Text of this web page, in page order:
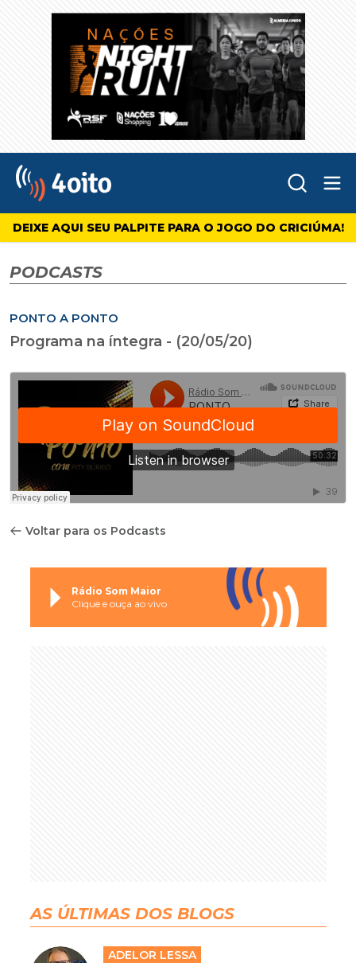
4oito
DEIXE AQUI SEU PALPITE PARA O JOGO DO CRICIÚMA!
PODCASTS
PONTO A PONTO
Programa na íntegra - (20/05/20)
Voltar para os Podcasts
Rádio Som Maior
Clique e ouça ao vivo
AS ÚLTIMAS DOS BLOGS
ADELOR LESSA